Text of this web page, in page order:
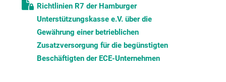
Richtlinien R7 der Hamburger
Unterstützungskasse e.V. über die
Gewährung einer betrieblichen
Zusatzversorgung für die begünstigten
Beschäftigten der ECE-Unternehmen